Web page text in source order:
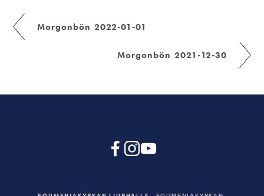
Morgonbön 2022-01-01
Morgonbön 2021-12-30